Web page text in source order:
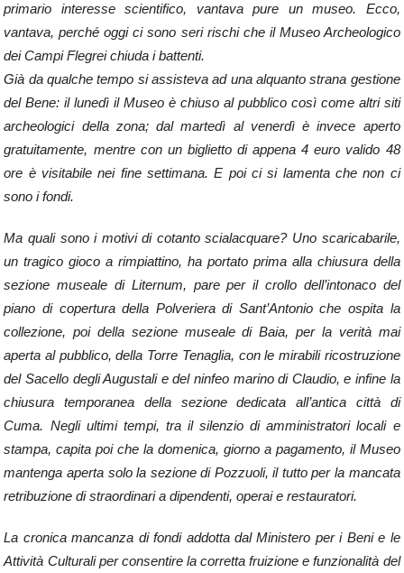
primario interesse scientifico, vantava pure un museo. Ecco,
vantava, perché oggi ci sono seri rischi che il Museo Archeologico
dei Campi Flegrei chiuda i battenti.
Già da qualche tempo si assisteva ad una alquanto strana gestione
del Bene: il lunedì il Museo è chiuso al pubblico così come altri siti
archeologici della zona; dal martedì al venerdì è invece aperto
gratuitamente, mentre con un biglietto di appena 4 euro valido 48
ore è visitabile nei fine settimana. E poi ci si lamenta che non ci
sono i fondi.
Ma quali sono i motivi di cotanto scialacquare? Uno scaricabarile,
un tragico gioco a rimpiattino, ha portato prima alla chiusura della
sezione museale di Liternum, pare per il crollo dell’intonaco del
piano di copertura della Polveriera di Sant’Antonio che ospita la
collezione, poi della sezione museale di Baia, per la verità mai
aperta al pubblico, della Torre Tenaglia, con le mirabili ricostruzione
del Sacello degli Augustali e del ninfeo marino di Claudio, e infine la
chiusura temporanea della sezione dedicata all’antica città di
Cuma. Negli ultimi tempi, tra il silenzio di amministratori locali e
stampa, capita poi che la domenica, giorno a pagamento, il Museo
mantenga aperta solo la sezione di Pozzuoli, il tutto per la mancata
retribuzione di straordinari a dipendenti, operai e restauratori.
La cronica mancanza di fondi addotta dal Ministero per i Beni e le
Attività Culturali per consentire la corretta fruizione e funzionalità del